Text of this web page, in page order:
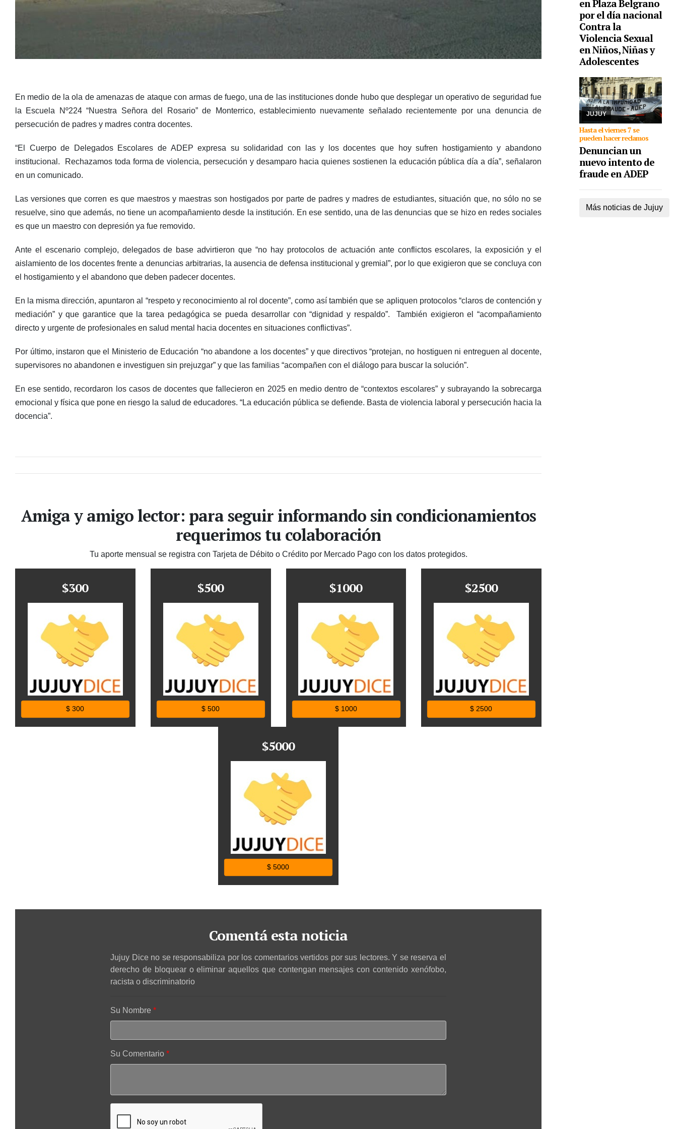
En medio de la ola de amenazas de ataque con armas de fuego, una de las instituciones donde hubo que desplegar un operativo de seguridad fue
la Escuela Nº224 “Nuestra Señora del Rosario” de Monterrico, establecimiento nuevamente señalado recientemente por una denuncia de
persecución de padres y madres contra docentes.
“El Cuerpo de Delegados Escolares de ADEP expresa su solidaridad con las y los docentes que hoy sufren hostigamiento y abandono
institucional. Rechazamos toda forma de violencia, persecución y desamparo hacia quienes sostienen la educación pública día a día”, señalaron
en un comunicado.
Las versiones que corren es que maestros y maestras son hostigados por parte de padres y madres de estudiantes, situación que, no sólo no se
resuelve, sino que además, no tiene un acompañamiento desde la institución. En ese sentido, una de las denuncias que se hizo en redes sociales
es que un maestro con depresión ya fue removido.
Ante el escenario complejo, delegados de base advirtieron que “no hay protocolos de actuación ante conflictos escolares, la exposición y el
aislamiento de los docentes frente a denuncias arbitrarias, la ausencia de defensa institucional y gremial”, por lo que exigieron que se concluya con
el hostigamiento y el abandono que deben padecer docentes.
En la misma dirección, apuntaron al “respeto y reconocimiento al rol docente”, como así también que se apliquen protocolos “claros de contención y
mediación” y que garantice que la tarea pedagógica se pueda desarrollar con “dignidad y respaldo”. También exigieron el “acompañamiento
directo y urgente de profesionales en salud mental hacia docentes en situaciones conflictivas”.
Por último, instaron que el Ministerio de Educación “no abandone a los docentes” y que directivos “protejan, no hostiguen ni entreguen al docente,
supervisores no abandonen e investiguen sin prejuzgar” y que las familias “acompañen con el diálogo para buscar la solución”.
En ese sentido, recordaron los casos de docentes que fallecieron en 2025 en medio dentro de “contextos escolares” y subrayando la sobrecarga
emocional y física que pone en riesgo la salud de educadores. “La educación pública se defiende. Basta de violencia laboral y persecución hacia la
docencia”.
Amiga y amigo lector: para seguir informando sin condicionamientos
requerimos tu colaboración
Tu aporte mensual se registra con Tarjeta de Débito o Crédito por Mercado Pago con los datos protegidos.
$300
$ 300
$500
$ 500
$1000
$ 1000
$2500
$ 2500
$5000
$ 5000
Comentá esta noticia
Jujuy Dice no se responsabiliza por los comentarios vertidos por sus lectores. Y se reserva el
derecho de bloquear o eliminar aquellos que contengan mensajes con contenido xenófobo,
racista o discriminatorio
Su Nombre
Su Comentario
en Plaza Belgrano
por el día nacional
Contra la
Violencia Sexual
en Niños, Niñas y
Adolescentes
JUJUY
Hasta el viernes 7 se
pueden hacer reclamos
Denuncian un
nuevo intento de
fraude en ADEP
06/08/2026 De cara a
las elecciones
nacionales de CTERA
integrante de la lista
Multicolor sostuvo que
hace días que la Junta
Electoral no s ...
Más noticias de Jujuy